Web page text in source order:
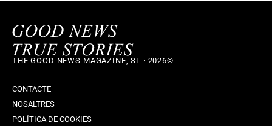
THE GOOD NEWS MAGAZINE, SL · 2026©
CONTACTE
NOSALTRES
POLÍTICA DE COOKIES